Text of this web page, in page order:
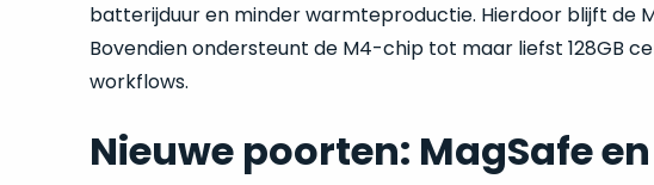
batterijduur en minder warmteproductie. Hierdoor blijft de
Bovendien ondersteunt de M4-chip tot maar liefst 128GB
workflows.
Nieuwe poorten: MagSafe